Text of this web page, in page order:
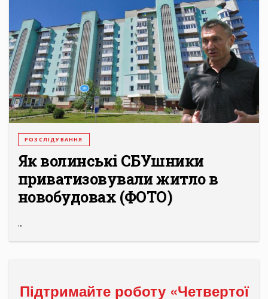
РОЗСЛІДУВАННЯ
Як волинські СБУшники
приватизовували житло в
новобудовах (ФОТО)
...
Підтримайте роботу «Четвертої